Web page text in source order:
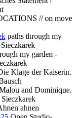
// on move
paths through my
my garden -
Klage der Kaiserin.
and Dominique.
ahnen